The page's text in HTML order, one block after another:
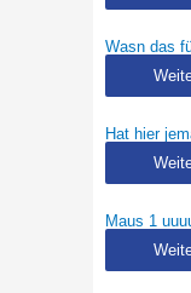
Wasn das
Hat hier
Maus 1